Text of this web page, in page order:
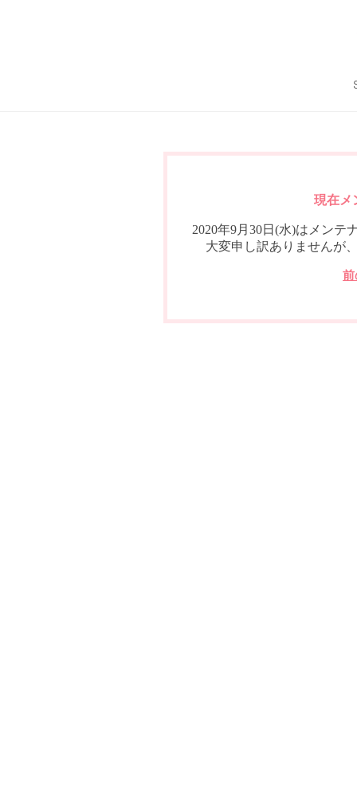
現在メ
2020年9月30日(水)はメンテ
大変申し訳ありませんが
前